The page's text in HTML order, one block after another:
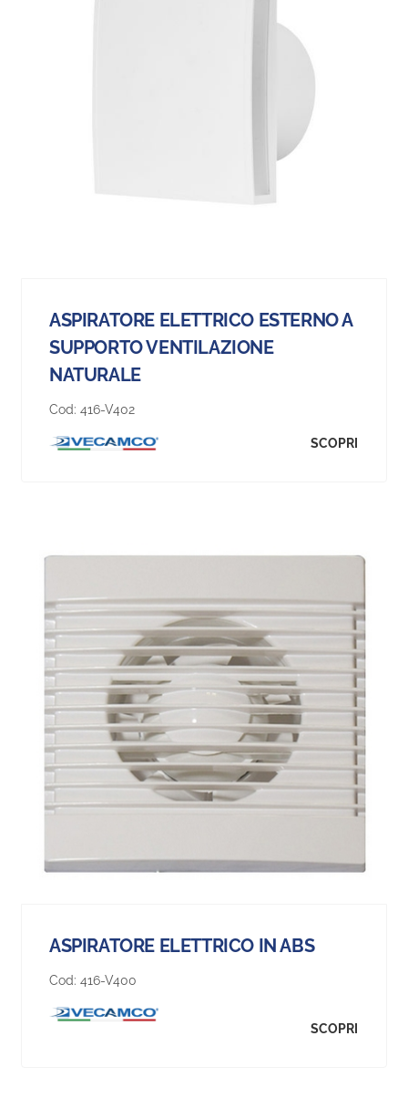
ASPIRATORE ELETTRICO ESTERNO A
SUPPORTO VENTILAZIONE
NATURALE
Cod: 416-V402
SCOPRI
ASPIRATORE ELETTRICO IN ABS
Cod: 416-V400
SCOPRI